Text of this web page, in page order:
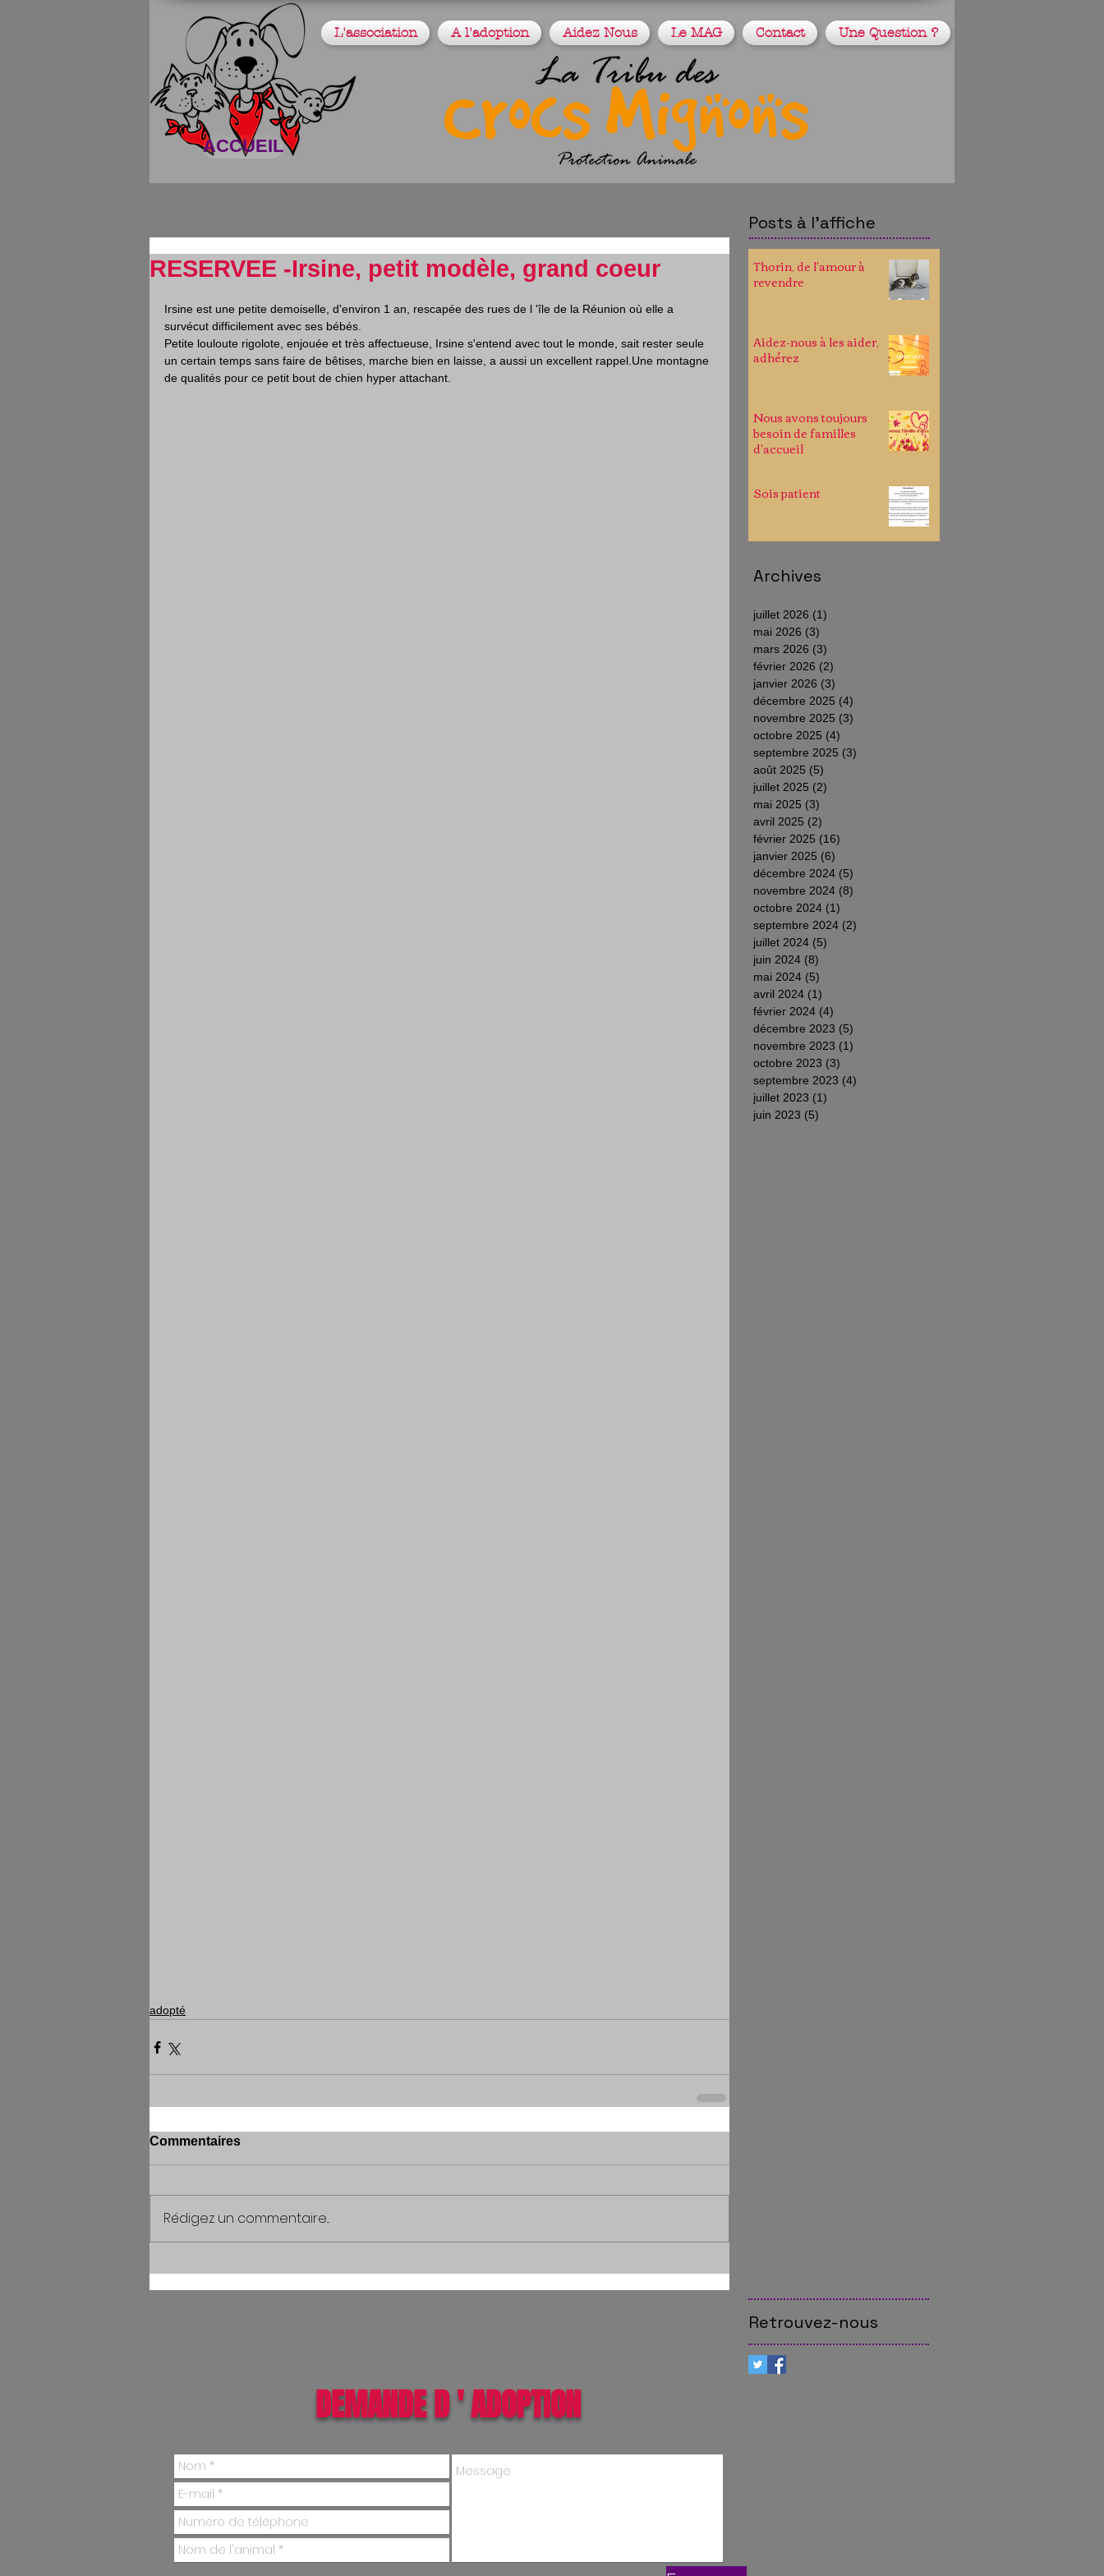
L'association A l'adoption Aidez Nous Le MAG Contact Une Question ?
ACCUEIL
Posts à l'affiche
RESERVEE -Irsine, petit modèle, grand coeur
Irsine est une petite demoiselle, d'environ 1 an, rescapée des rues de l 'île de la Réunion où elle a
survécut difficilement avec ses bébés.
Petite louloute rigolote, enjouée et très affectueuse, Irsine s'entend avec tout le monde, sait rester seule
un certain temps sans faire de bêtises, marche bien en laisse, a aussi un excellent rappel.Une montagne
de qualités pour ce petit bout de chien hyper attachant.
adopté
Commentaires
Rédigez un commentaire...
Thorin, de l'amour à
revendre
Aidez-nous à les aider,
adhérez
Nous avons toujours
besoin de familles
d'accueil
Sois patient
Archives
juillet 2026 (1)
mai 2026 (3)
mars 2026 (3)
février 2026 (2)
janvier 2026 (3)
décembre 2025 (4)
novembre 2025 (3)
octobre 2025 (4)
septembre 2025 (3)
août 2025 (5)
juillet 2025 (2)
mai 2025 (3)
avril 2025 (2)
février 2025 (16)
janvier 2025 (6)
décembre 2024 (5)
novembre 2024 (8)
octobre 2024 (1)
septembre 2024 (2)
juillet 2024 (5)
juin 2024 (8)
mai 2024 (5)
avril 2024 (1)
février 2024 (4)
décembre 2023 (5)
novembre 2023 (1)
octobre 2023 (3)
septembre 2023 (4)
juillet 2023 (1)
juin 2023 (5)
Retrouvez-nous
DEMANDE D ' ADOPTION